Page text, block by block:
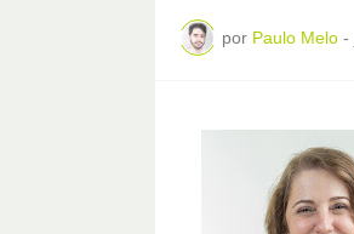
por Paulo Melo -